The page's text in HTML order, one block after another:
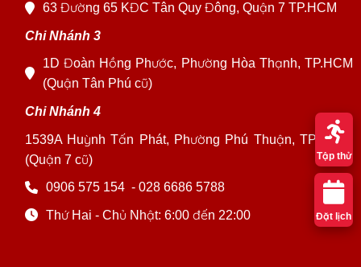
63 Đường 65 KĐC Tân Quy Đông, Quận 7 TP.HCM
Chi Nhánh 3
1D Đoàn Hồng Phước, Phường Hòa Thạnh, TP.HCM
(Quận Tân Phú cũ)
Chi Nhánh 4
1539A Huỳnh Tấn Phát, Phường Phú Thuận, TP. HCM
(Quận 7 cũ)
0906 575 154- 028 6686 5788
Thứ Hai - Chủ Nhật: 6:00 đến 22:00
Tập thử
Đặt lịch